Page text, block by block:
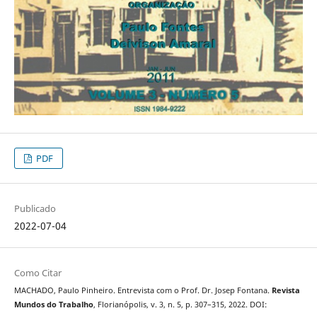
PDF
Publicado
2022-07-04
Como Citar
MACHADO, Paulo Pinheiro. Entrevista com o Prof. Dr. Josep Fontana. Revista
Mundos do Trabalho, Florianópolis, v. 3, n. 5, p. 307–315, 2022. DOI: